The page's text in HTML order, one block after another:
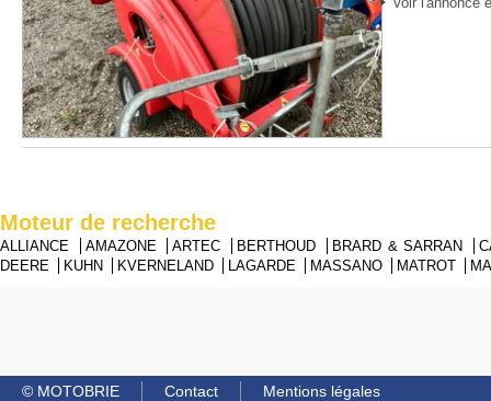
Moteur de recherche
ALLIANCE AMAZONE ARTEC BERTHOUD BRARD & SARRAN
DEERE
KUHN KVERNELAND LAGARDE MASSANO MATROT
© MOTOBRIE Contact Mentions légales